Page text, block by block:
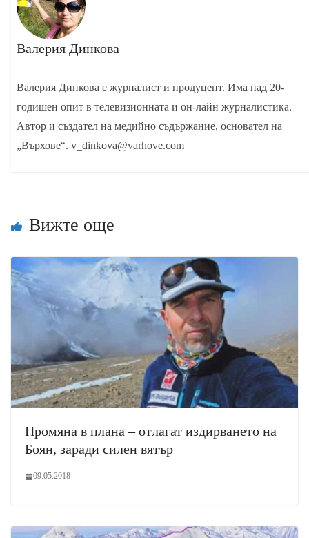
Валерия Динкова
Валерия Динкова е журналист и продуцент. Има над 20-
годишен опит в телевизионната и он-лайн журналистика.
Автор и създател на медийно съдържание, основател на
„Върхове“. v_dinkova@varhove.com
Вижте още
Промяна в плана – отлагат издирването на
Боян, заради силен вятър
09.05.2018